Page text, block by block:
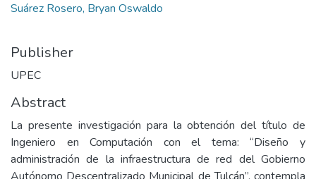
Suárez Rosero, Bryan Oswaldo
Publisher
UPEC
Abstract
La presente investigación para la obtención del título de
Ingeniero en Computación con el tema: “Diseño y
administración de la infraestructura de red del Gobierno